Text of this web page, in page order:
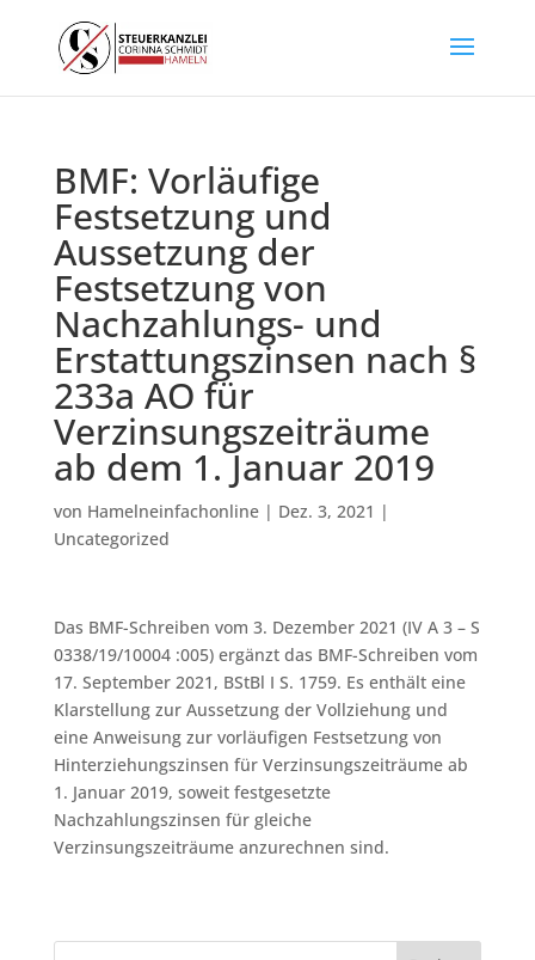
BMF: Vorläufige
Festsetzung und
Aussetzung der
Festsetzung von
Nachzahlungs- und
Erstattungszinsen nach §
233a AO für
Verzinsungszeiträume
ab dem 1. Januar 2019
von Hamelneinfachonline| Dez. 3, 2021 |
Uncategorized
Das BMF-Schreiben vom 3. Dezember 2021 (IV A 3 – S
0338/19/10004 :005) ergänzt das BMF-Schreiben vom
17. September 2021, BStBl I S. 1759. Es enthält eine
Klarstellung zur Aussetzung der Vollziehung und
eine Anweisung zur vorläufigen Festsetzung von
Hinterziehungszinsen für Verzinsungszeiträume ab
1. Januar 2019, soweit festgesetzte
Nachzahlungszinsen für gleiche
Verzinsungszeiträume anzurechnen sind.